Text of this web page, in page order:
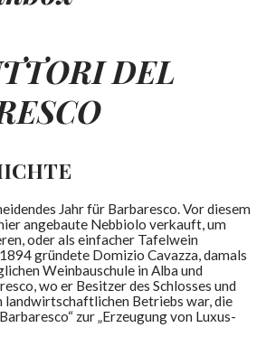
DEL
Jahr für Barbaresco. Vor diesem
angebaute Nebbiolo verkauft, um
oder als einfacher Tafelwein
gründete Domizio Cavazza, damals
Weinbauschule in Alba und
wo er Besitzer des Schlosses und
landwirtschaftlichen Betriebs war, die
zur „Erzeugung von Luxus-